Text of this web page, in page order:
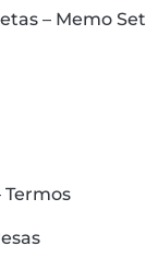
– Memo Set
Termos